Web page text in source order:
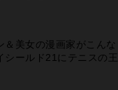
＆美女の漫画家がこんな
シールド21にテニスの王